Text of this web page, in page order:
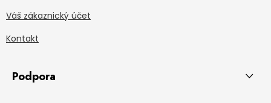
Váš zákaznický účet
Kontakt
Podpora